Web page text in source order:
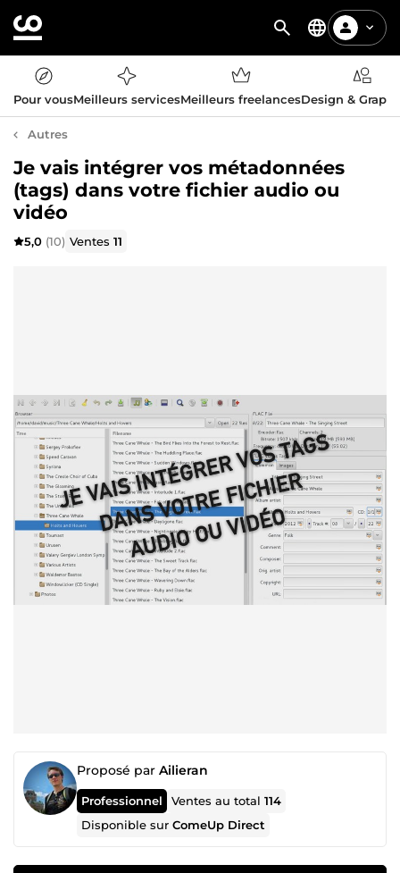
Pour vousMeilleurs servicesMeilleurs freelancesDesign &
Autres
Je vais intégrer vos métadonnées
(tags) dans votre fichier audio ou
vidéo
5,0 (10) Ventes11
Proposé par Ailieran
Professionnel Ventes au total114
Disponible surComeUp Direct